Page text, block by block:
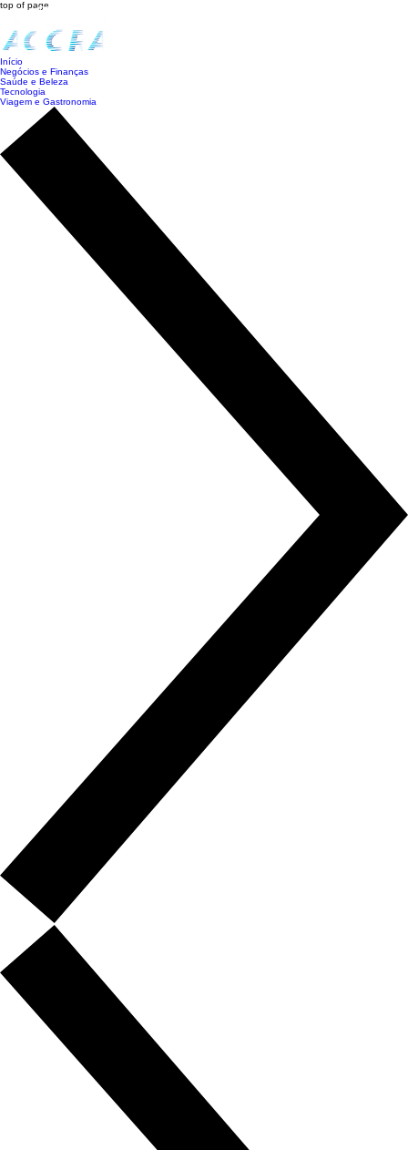
top of page
Início
Negócios e Finanças
Saúde e Beleza
Tecnologia
Viagem e Gastronomia